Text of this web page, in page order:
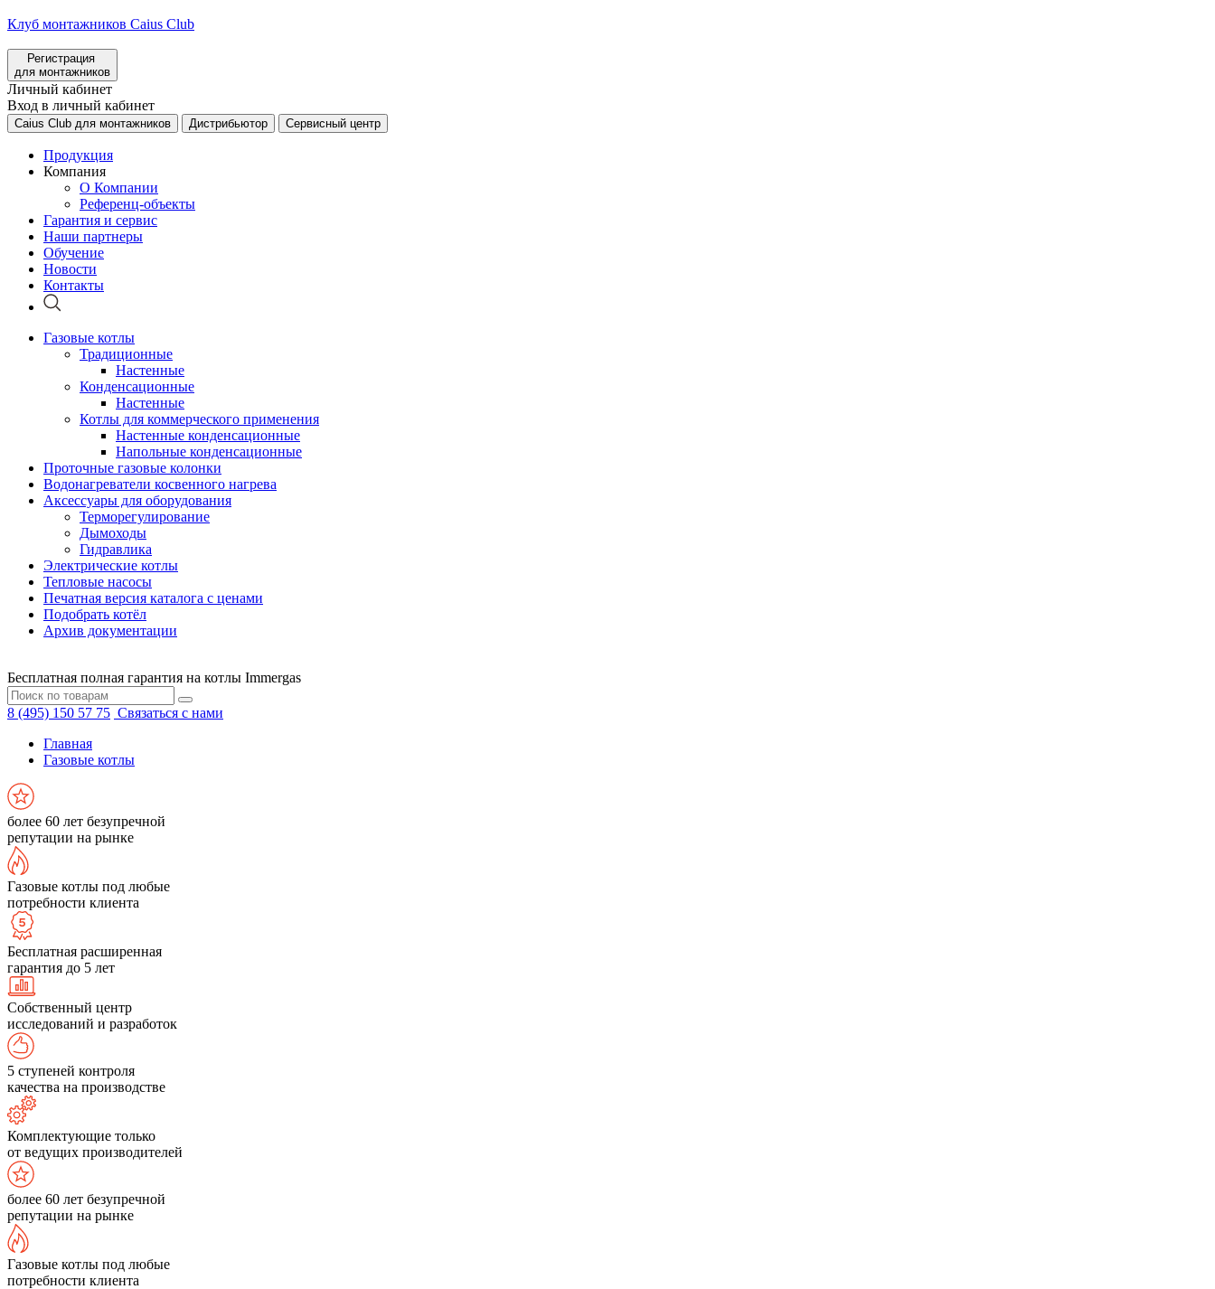
Клуб монтажников Caius Club
Регистрация
для монтажников
Личный кабинет
Вход в личный кабинет
Caius Club для монтажников Дистрибьютор Сервисный центр
Продукция
Компания
О Компании
Референц-объекты
Гарантия и сервис
Наши партнеры
Обучение
Новости
Контакты
Газовые котлы
Традиционные
Настенные
Конденсационные
Настенные
Котлы для коммерческого применения
Настенные конденсационные
Напольные конденсационные
Проточные газовые колонки
Водонагреватели косвенного нагрева
Аксессуары для оборудования
Терморегулирование
Дымоходы
Гидравлика
Электрические котлы
Тепловые насосы
Печатная версия каталога с ценами
Подобрать котёл
Архив документации
Бесплатная полная гарантия на котлы Immergas
8 (495) 150 57 75 Связаться с нами
Главная
Газовые котлы
более 60 лет безупречной
репутации на рынке
Газовые котлы под любые
потребности клиента
Бесплатная расширенная
гарантия до 5 лет
Собственный центр
исследований и разработок
5 ступеней контроля
качества на производстве
Комплектующие только
от ведущих производителей
более 60 лет безупречной
репутации на рынке
Газовые котлы под любые
потребности клиента